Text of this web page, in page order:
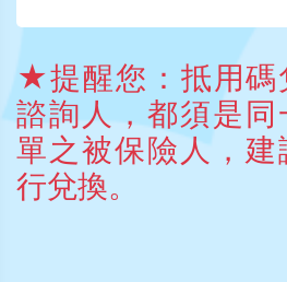
★提醒您：抵用碼
諮詢人，都須是
單之被保險人，建
行兌換。